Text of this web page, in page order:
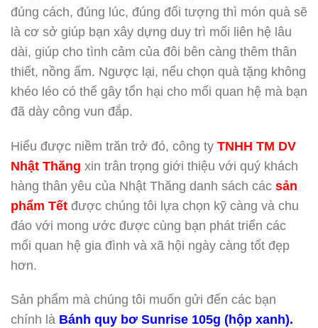
đúng cách, đúng lúc, đúng đối tượng thì món quà sẽ
là cơ sở giúp bạn xây dựng duy trì mối liên hệ lâu
dài, giúp cho tình cảm của đôi bên càng thêm thân
thiết, nồng ấm. Ngược lại, nếu chọn quà tặng không
khéo léo có thể gây tổn hại cho mối quan hệ mà bạn
đã dày công vun đắp.
Hiểu được niềm trăn trở đó, công ty TNHH TM DV
Nhật Thăng xin trân trọng giới thiệu với quý khách
hàng thân yêu của Nhật Thăng danh sách các sản
phẩm Tết được chúng tôi lựa chọn kỹ càng và chu
đáo với mong ước được cùng bạn phát triển các
mối quan hệ gia đình và xã hội ngày càng tốt đẹp
hơn.
Sản phẩm mà chúng tôi muốn gửi đến các bạn
chính là Bánh quy bơ Sunrise 105g (hộp xanh).